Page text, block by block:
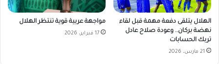
الهلال يتلقى دفعة مهمة قبل لقاء
نهضة بركان.. وعودة صلاح عادل
تربك الحسابات
21 مارس، 2026
مواجهة عربية قوية تنتظر الهلال
17 فبراير، 2026